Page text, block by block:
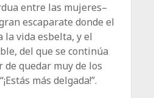
entre las mujeres–
escaparate donde el
la vida esbelta, y el
del que se continúa
de quedar muy de los
más delgada!”.